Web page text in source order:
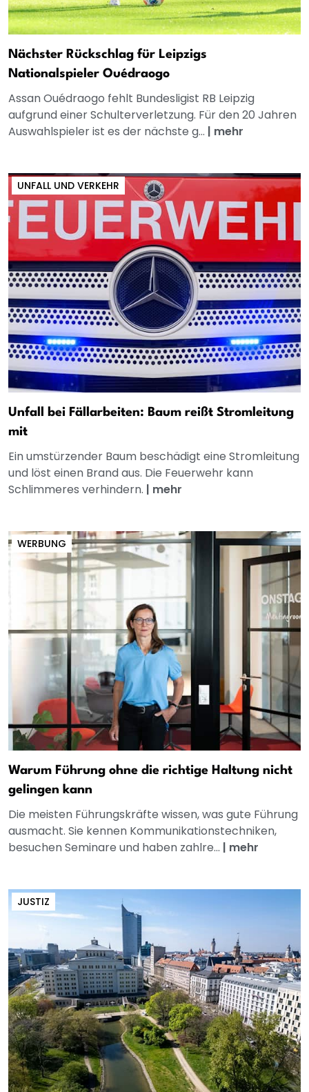
Nächster Rückschlag für Leipzigs
Nationalspieler Ouédraogo
Assan Ouédraogo fehlt Bundesligist RB Leipzig
aufgrund einer Schulterverletzung. Für den 20 Jahren
Auswahlspieler ist es der nächste g... | mehr
UNFALL UND VERKEHR
Unfall bei Fällarbeiten: Baum reißt Stromleitung
mit
Ein umstürzender Baum beschädigt eine Stromleitung
und löst einen Brand aus. Die Feuerwehr kann
Schlimmeres verhindern. | mehr
WERBUNG
Warum Führung ohne die richtige Haltung nicht
gelingen kann
Die meisten Führungskräfte wissen, was gute Führung
ausmacht. Sie kennen Kommunikationstechniken,
besuchen Seminare und haben zahlre... | mehr
JUSTIZ